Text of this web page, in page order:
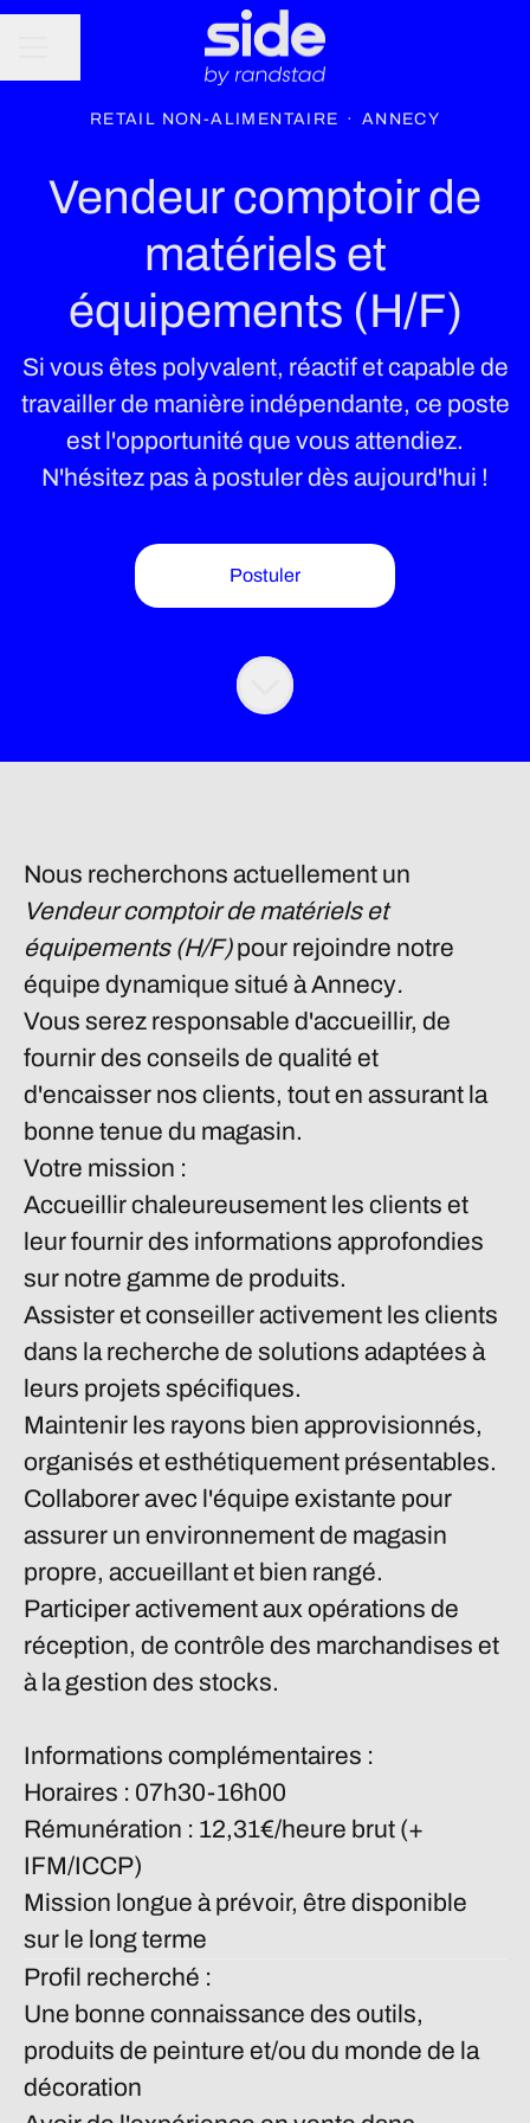
RETAIL NON-ALIMENTAIRE · ANNECY
Vendeur comptoir de
matériels et
équipements (H/F)
Si vous êtes polyvalent, réactif et capable de
travailler de manière indépendante, ce poste
est l'opportunité que vous attendiez.
N'hésitez pas à postuler dès aujourd'hui !
Postuler
Nous recherchons actuellement un
Vendeur comptoir de matériels et
équipements (H/F)pour rejoindre notre
équipe dynamique situé àAnnecy.
Vous serez responsable d'accueillir, de
fournir des conseils de qualité et
d'encaisser nos clients, tout en assurant la
bonne tenue du magasin.
Votre mission :
Accueillir chaleureusement les clients et
leur fournir des informations approfondies
sur notre gamme de produits.
Assister et conseiller activement les clients
dans la recherche de solutions adaptées à
leurs projets spécifiques.
Maintenir les rayons bien approvisionnés,
organisés et esthétiquement présentables.
Collaborer avec l'équipe existante pour
assurer un environnement de magasin
propre, accueillant et bien rangé.
Participer activement aux opérations de
réception, de contrôle des marchandises et
à la gestion des stocks.
Informations complémentaires :
Horaires : 07h30-16h00
Rémunération : 12,31€/heure brut (+
IFM/ICCP)
Mission longue à prévoir, être disponible
sur le long terme
Profil recherché :
Une bonne connaissance des outils,
produits de peinture et/ou du monde de la
décoration